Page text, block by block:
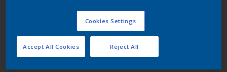
Cookies Settings
Reject All
Accept All Cookies